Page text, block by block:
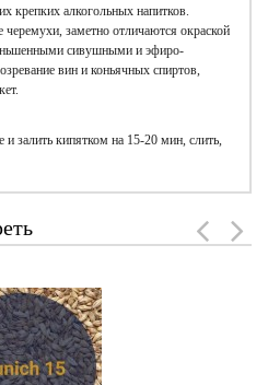
крепких алкогольных напитков.
черемухи, заметно отличаются окраской
сивушными и эфиро-
вин и коньячных спиртов,
залить кипятком на 15-20 мин, слить,